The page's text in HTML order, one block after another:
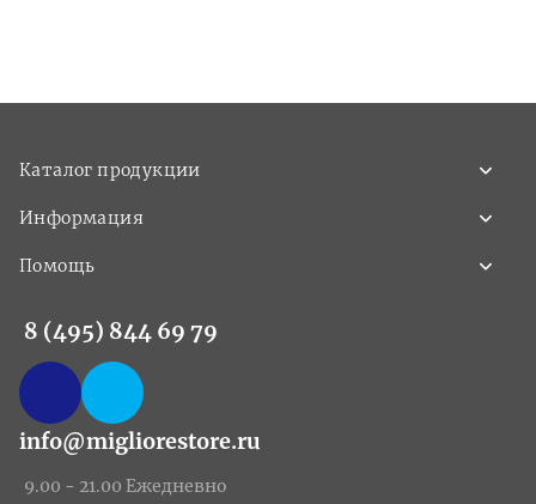
Каталог продукции
Информация
Помощь
8 (495) 844 69 79
info@migliorestore.ru
9.00 - 21.00 Ежедневно